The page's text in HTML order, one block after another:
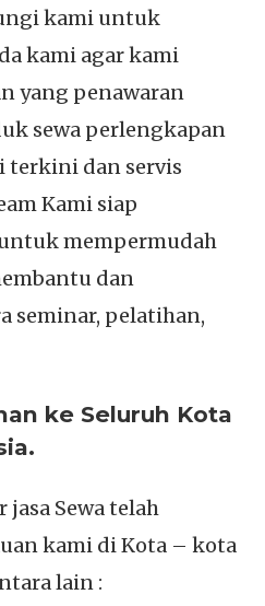
kami untuk
kami agar kami
yang penawaran
sewa perlengkapan
terkini dan servis
Kami siap
mempermudah
dan
seminar, pelatihan,
ke Seluruh Kota
jasa Sewa telah
kami di Kota – kota
lain :